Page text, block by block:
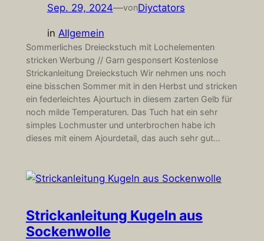
Sep. 29, 2024—vonDiyctators
in Allgemein
Sommerliches Dreieckstuch mit Lochelementen
stricken Werbung // Garn gesponsert Kostenlose
Strickanleitung Dreieckstuch Wir nehmen uns noch
eine bisschen Sommer mit in den Herbst und stricken
ein federleichtes Ajourtuch in diesem zarten Gelb für
noch milde Temperaturen. Das Tuch hat ein sehr
simples Lochmuster und unterbrochen habe ich
dieses mit einem Ajourdetail, das auch sehr gut…
Strickanleitung Kugeln aus
Sockenwolle